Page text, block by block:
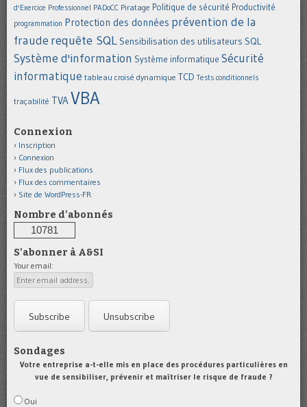
d'Exercice Professionnel PADoCC Piratage Politique de sécurité Productivité
programmation Protection des données prévention de la
fraude requête SQL Sensibilisation des utilisateurs SQL
Système d'information Système informatique Sécurité
informatique tableau croisé dynamique TCD Tests conditionnels
traçabilité TVAVBA
Connexion
Inscription
Connexion
Flux des publications
Flux des commentaires
Site de WordPress-FR
Nombre d'abonnés
10781
S'abonner à A&SI
Your email:
Sondages
Votre entreprise a-t-elle mis en place des procédures particulières en
vue de sensibiliser, prévenir et maîtriser le risque de fraude ?
Oui